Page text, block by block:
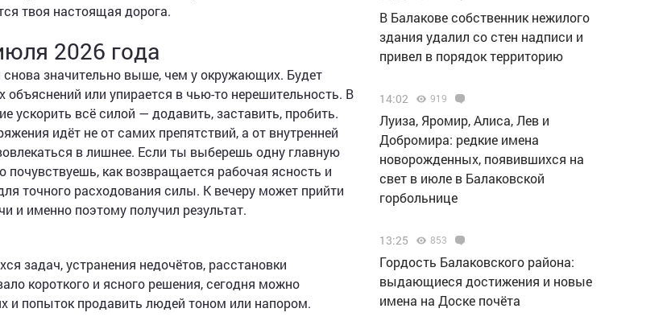
твоя настоящая дорога.
2026 года
значительно выше, чем у окружающих. Будет
объяснений или упирается в чью-то нерешительность. В
ускорить всё силой — додавить, заставить, пробить.
идёт не от самих препятствий, а от внутренней
в лишнее. Если ты выберешь одну главную
как возвращается рабочая ясность и
точного расходования силы. К вечеру может прийти
и именно поэтому получил результат.
задач, устранения недочётов, расстановки
короткого и ясного решения, сегодня можно
и попыток продавить людей тоном или напором.
В Балакове собственник нежилого
здания удалил со стен надписи и
привел в порядок территорию
14:02 919
Луиза, Яромир, Алиса, Лев и
Добромира: редкие имена
новорожденных, появившихся на
свет в июле в Балаковской
горбольнице
13:25 853
Гордость Балаковского района:
выдающиеся достижения и новые
имена на Доске почёта